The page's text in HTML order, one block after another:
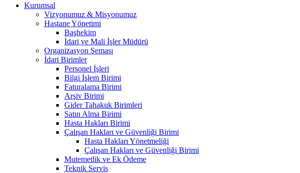
Kurumsal
Vizyonumuz & Misyonumuz
Hastane Yönetimi
Başhekim
İdari ve Mali İşler Müdürü
Organizasyon Şeması
İdari Birimler
Personel İşleri
Bilgi İşlem Birimi
Faturalama Birimi
Arşiv Birimi
Gider Tahakuk Birimleri
Satın Alma Birimi
Hasta Hakları Birimi
Çalışan Hakları ve Güvenliği Birimi
Hasta Hakları Yönetmeliği
Çalışan Hakları ve Güvenliği Birimi
Mutemetlik ve Ek Ödeme
Teknik Servis